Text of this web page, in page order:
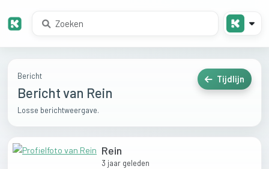
Bericht
Bericht van Rein
Losse berichtweergave.
Tijdlijn
Rein
3 jaar geleden